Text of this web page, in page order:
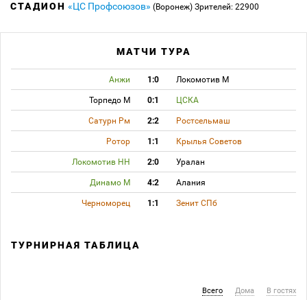
СТАДИОН «ЦС Профсоюзов» (Воронеж) Зрителей: 22900
МАТЧИ ТУРА
Анжи 1:0 Локомотив М
Торпедо М 0:1 ЦСКА
Сатурн Рм 2:2 Ростсельмаш
Ротор 1:1 Крылья Советов
Локомотив НН 2:0 Уралан
Динамо М 4:2 Алания
Черноморец 1:1 Зенит СПб
ТУРНИРНАЯ ТАБЛИЦА
Всего Дома В гостях